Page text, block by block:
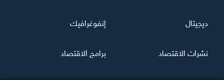
ديجيتال إنفوغرافيك
نشرات الاقتصاد برامج الاقتصاد